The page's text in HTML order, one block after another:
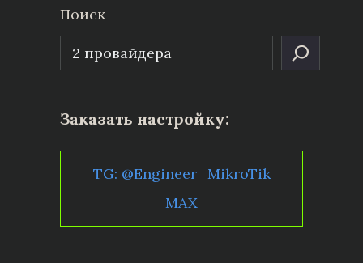
Поиск
Заказать настройку:
TG: @Engineer_MikroTik
MAX